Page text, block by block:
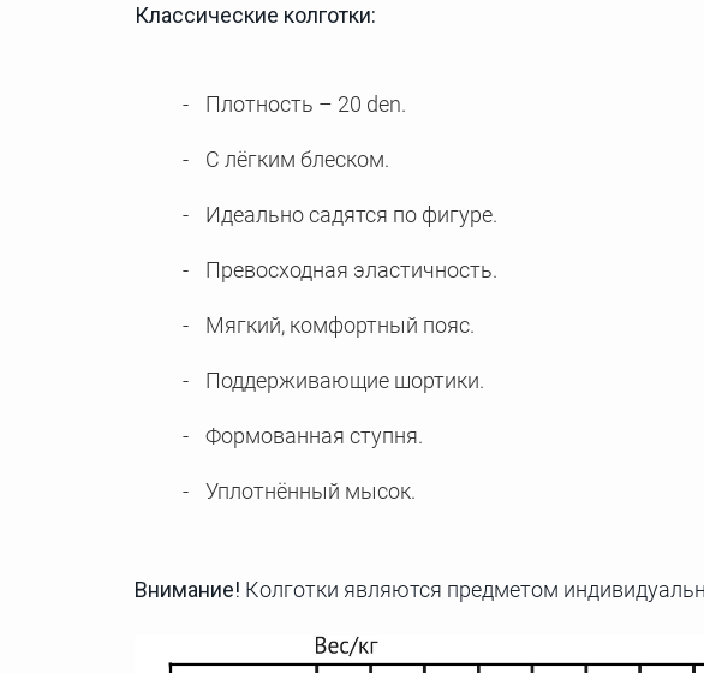
Классические колготки:
Плотность – 20 den.
С лёгким блеском.
Идеально садятся по фигуре.
Превосходная эластичность.
Мягкий, комфортный пояс.
Поддерживающие шортики.
Формованная ступня.
Уплотнённый мысок.
Внимание! Колготки являются предметом